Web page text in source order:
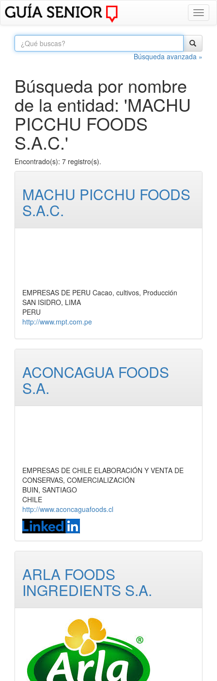
Búsqueda avanzada »
Búsqueda por nombre
de la entidad: 'MACHU
PICCHU FOODS
S.A.C.'
Encontrado(s): 7 registro(s).
MACHU PICCHU FOODS
S.A.C.
EMPRESAS DE PERU Cacao, cultivos, Producción
SAN ISIDRO, LIMA
PERU
http://www.mpt.com.pe
ACONCAGUA FOODS
S.A.
EMPRESAS DE CHILE ELABORACIÓN Y VENTA DE
CONSERVAS, COMERCIALIZACIÓN
BUIN, SANTIAGO
CHILE
http://www.aconcaguafoods.cl
ARLA FOODS
INGREDIENTS S.A.